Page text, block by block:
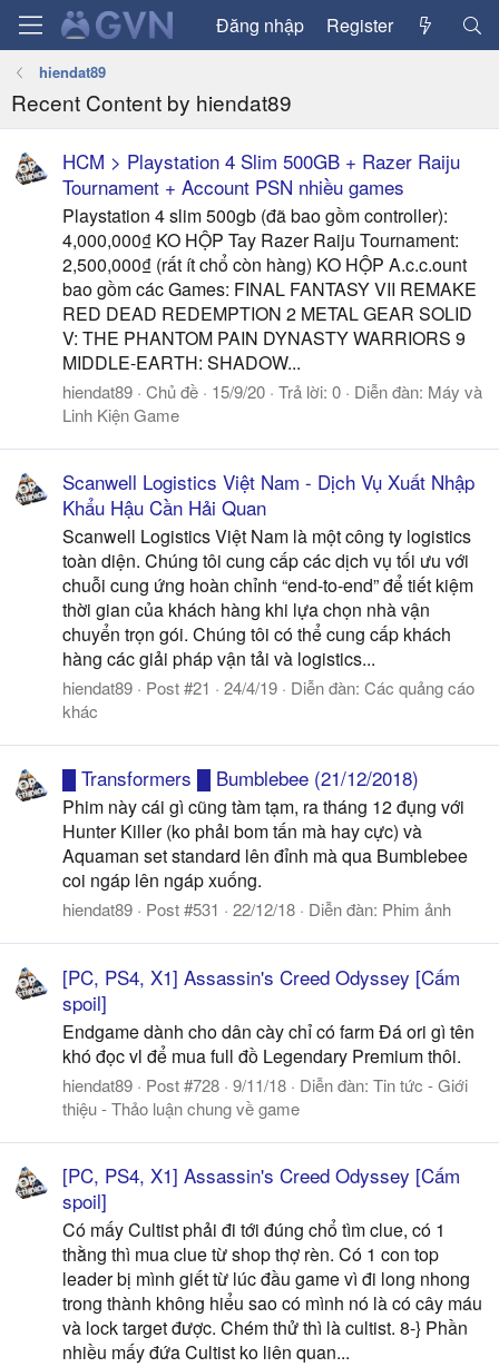
Đăng nhập Register
hiendat89
Recent Content by hiendat89
HCM > Playstation 4 Slim 500GB + Razer Raiju
Tournament + Account PSN nhiều games
Playstation 4 slim 500gb (đã bao gồm controller):
4,000,000₫ KO HỘP Tay Razer Raiju Tournament:
2,500,000₫ (rất ít chổ còn hàng) KO HỘP A.c.c.ount
bao gồm các Games: FINAL FANTASY VII REMAKE
RED DEAD REDEMPTION 2 METAL GEAR SOLID
V: THE PHANTOM PAIN DYNASTY WARRIORS 9
MIDDLE-EARTH: SHADOW...
hiendat89 Chủ đề 15/9/20 Trả lời: 0 Diễn đàn: Máy và
Linh Kiện Game
Scanwell Logistics Việt Nam - Dịch Vụ Xuất Nhập
Khẩu Hậu Cần Hải Quan
Scanwell Logistics Việt Nam là một công ty logistics
toàn diện. Chúng tôi cung cấp các dịch vụ tối ưu với
chuỗi cung ứng hoàn chỉnh “end-to-end” để tiết kiệm
thời gian của khách hàng khi lựa chọn nhà vận
chuyển trọn gói. Chúng tôi có thể cung cấp khách
hàng các giải pháp vận tải và logistics...
hiendat89 Post #21 24/4/19 Diễn đàn: Các quảng cáo
khác
█ Transformers █ Bumblebee (21/12/2018)
Phim này cái gì cũng tàm tạm, ra tháng 12 đụng với
Hunter Killer (ko phải bom tấn mà hay cực) và
Aquaman set standard lên đỉnh mà qua Bumblebee
coi ngáp lên ngáp xuống.
hiendat89 Post #531 22/12/18 Diễn đàn: Phim ảnh
[PC, PS4, X1] Assassin's Creed Odyssey [Cấm
spoil]
Endgame dành cho dân cày chỉ có farm Đá ori gì tên
khó đọc vl để mua full đồ Legendary Premium thôi.
hiendat89 Post #728 9/11/18 Diễn đàn: Tin tức - Giới
thiệu - Thảo luận chung về game
[PC, PS4, X1] Assassin's Creed Odyssey [Cấm
spoil]
Có mấy Cultist phải đi tới đúng chổ tìm clue, có 1
thằng thì mua clue từ shop thợ rèn. Có 1 con top
leader bị mình giết từ lúc đầu game vì đi long nhong
trong thành không hiểu sao có mình nó là có cây máu
và lock target được. Chém thử thì là cultist. 8-} Phần
nhiều mấy đứa Cultist ko liên quan...